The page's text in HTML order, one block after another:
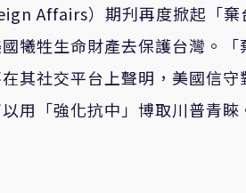
Affairs）期刋再度掀起「棄
犧牲生命財產去保護台灣。「
其社交平台上聲明，美國信守
用「強化抗中」博取川普青睞